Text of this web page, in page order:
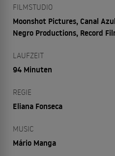
FILMSTUDIO
Moonshot Pictures, Canal
Negro Productions, Record
LAUFZEIT
94 Minuten
REGIE
Eliana Fonseca
MUSIC
Mário Manga